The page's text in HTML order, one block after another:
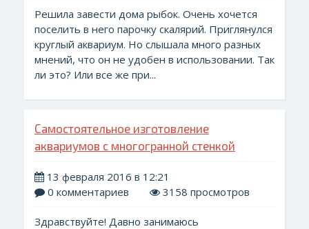
Решила завести дома рыбок. Очень хочется
поселить в него парочку скалярий. Приглянулся
круглый аквариум. Но слышала много разных
мнений, что он не удобен в использовании. Так
ли это? Или все же при...
Самостоятельное изготовление
аквариумов с многогранной стенкой
13 февраля 2016 в 12:21
0 комментариев
3158 просмотров
Здравствуйте! Давно занимаюсь